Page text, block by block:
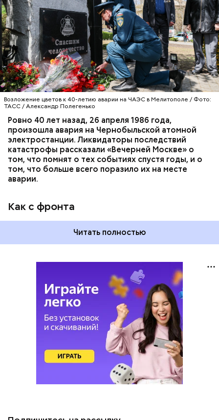
Возложение цветов к 40-летию аварии на ЧАЭС в Мелитополе / Фото:
ТАСС / Александр Полегенько
Ровно 40 лет назад, 26 апреля 1986 года,
произошла авария на Чернобыльской атомной
электростанции. Ликвидаторы последствий
катастрофы рассказали «Вечерней Москве» о
том, что помнят о тех событиях спустя годы, и о
том, что больше всего поразило их на месте
аварии.
Как с фронта
Специалист гражданской обороны Московского
авиацентра Владимир Макеев в 1986 году служил в
Киеве в отдельном механизированном полку
гражданской обороны. На тот момент, когда
произошла авария на Чернобыльской атомной
станции, ему было 26 лет.
Читать полностью
АВАРИИ ЧЕРНОБЫЛЬ ИСТОРИЯ